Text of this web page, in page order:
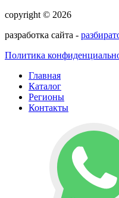
copyright © 2026
разработка сайта -
Политика
Главная
Каталог
Регионы
Контакты